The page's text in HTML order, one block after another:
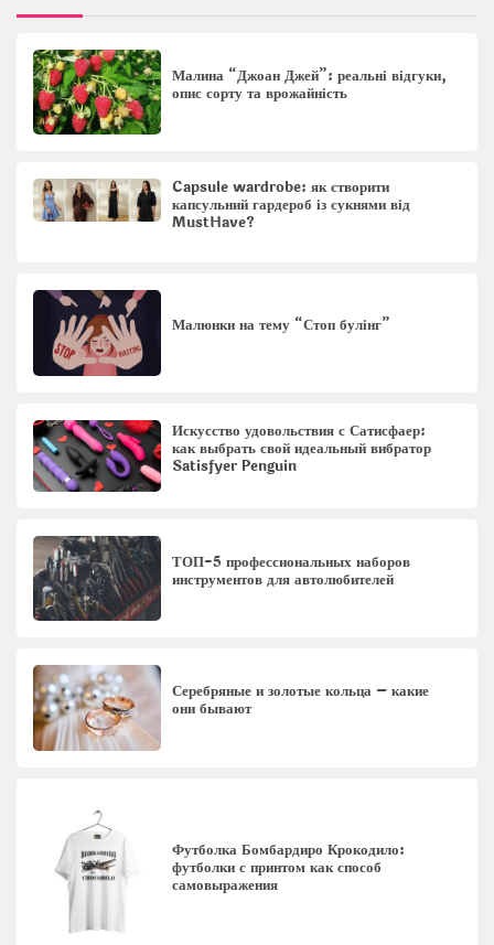
Малина “Джоан Джей”: реальні відгуки,
опис сорту та врожайність
Capsule wardrobe: як створити
капсульний гардероб із сукнями від
MustHave?
Малюнки на тему “Стоп булінг”
Искусство удовольствия с Сатисфаер:
как выбрать свой идеальный вибратор
Satisfyer Penguin
ТОП-5 профессиональных наборов
инструментов для автолюбителей
Серебряные и золотые кольца – какие
они бывают
Футболка Бомбардиро Крокодило:
футболки с принтом как способ
самовыражения